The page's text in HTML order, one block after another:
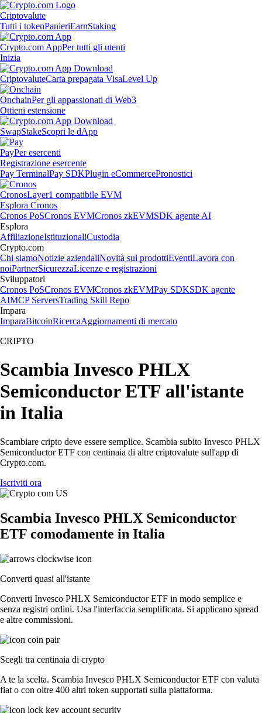
Criptovalute
Tutti i tokenPanieriEarnStaking
Crypto.com AppPer tutti gli utenti
Inizia
CriptovaluteCarta prepagata VisaLevel Up
OnchainPer gli appassionati di Web3
Ottieni estensione
SwapStakeScopri le dApp
PayPer esercenti
Registrazione esercente
Pay TerminalPay SDKPlugin eCommercePronostici
CronosLayer1 compatibile EVM
Esplora Cronos
Cronos PoSCronos EVMCronos zkEVMSDK agente AI
Esplora
AffiliazioneIstituzionaliCustodia
Crypto.com
Chi siamoNotizie aziendaliNovità sui prodottiEventiLavora con
noiPartnerSicurezzaLicenze e registrazioni
Sviluppatori
Cronos PoSCronos EVMCronos zkEVMPay SDKSDK agente
AIMCP ServersTrading Skill Repo
Impara
ImparaBitcoinRicercaAggiornamenti di mercato
CRIPTO
Scambia Invesco PHLX
Semiconductor ETF all'istante
in Italia
Scambiare cripto deve essere semplice. Scambia subito Invesco PHLX
Semiconductor ETF con centinaia di altre criptovalute sull'app di
Crypto.com.
Iscriviti ora
Scambia Invesco PHLX Semiconductor
ETF comodamente in Italia
Converti quasi all'istante
Converti Invesco PHLX Semiconductor ETF in modo semplice e
senza registri ordini. Usa l'interfaccia semplificata. Si applicano spread
e altre commissioni.
Scegli tra centinaia di crypto
A te la scelta. Scambia Invesco PHLX Semiconductor ETF con valuta
fiat o con oltre 400 altri token supportati sulla piattaforma.